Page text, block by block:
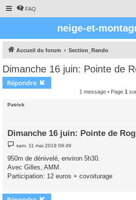
FAQ
neige-et-
Accueil du forum Section_Rando
Dimanche 16 juin: Pointe de
Répondre
1 message • Page 1
Patrick
Dimanche 16 juin: Pointe de
e
s
s
a
e
sam. 11 mai 2019 09:49
950m de dénivelé, environ 5h30.
Avec Gilles, AMM.
Participation: 12 euros + covoiturage